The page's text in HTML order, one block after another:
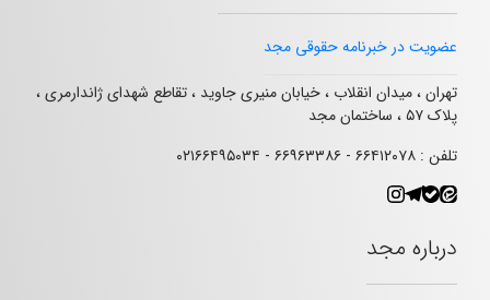
عضویت در خبرنامه حقوقی مجد
تهران ، میدان انقلاب ، خیابان منیری جاوید ، تقاطع شهدای ژاندارمری ،
پلاک ۵۷ ، ساختمان مجد
تلفن : ۶۶۴۱۲۰۷۸ - ۶۶۹۶۳۳۸۶ - ۰۲۱۶۶۴۹۵۰۳۴
درباره مجد